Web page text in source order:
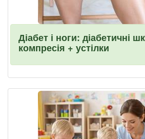
Діабет і ноги: діабетичні
компресія + устілки